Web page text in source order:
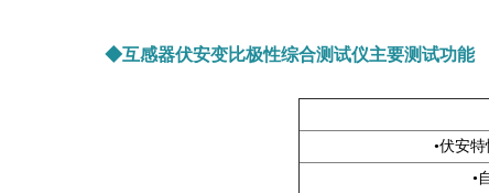
◆互感器伏安变比极性综合测试仪主要测试功能
•伏安
•